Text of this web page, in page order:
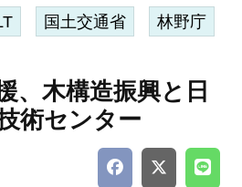
国土交通省 林野庁
、木構造振興と日
術センター